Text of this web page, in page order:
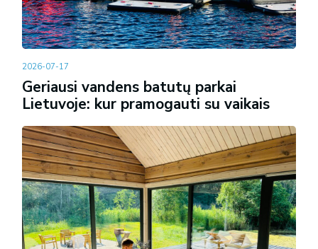
2026-07-17
Geriausi vandens batutų parkai
Lietuvoje: kur pramogauti su vaikais